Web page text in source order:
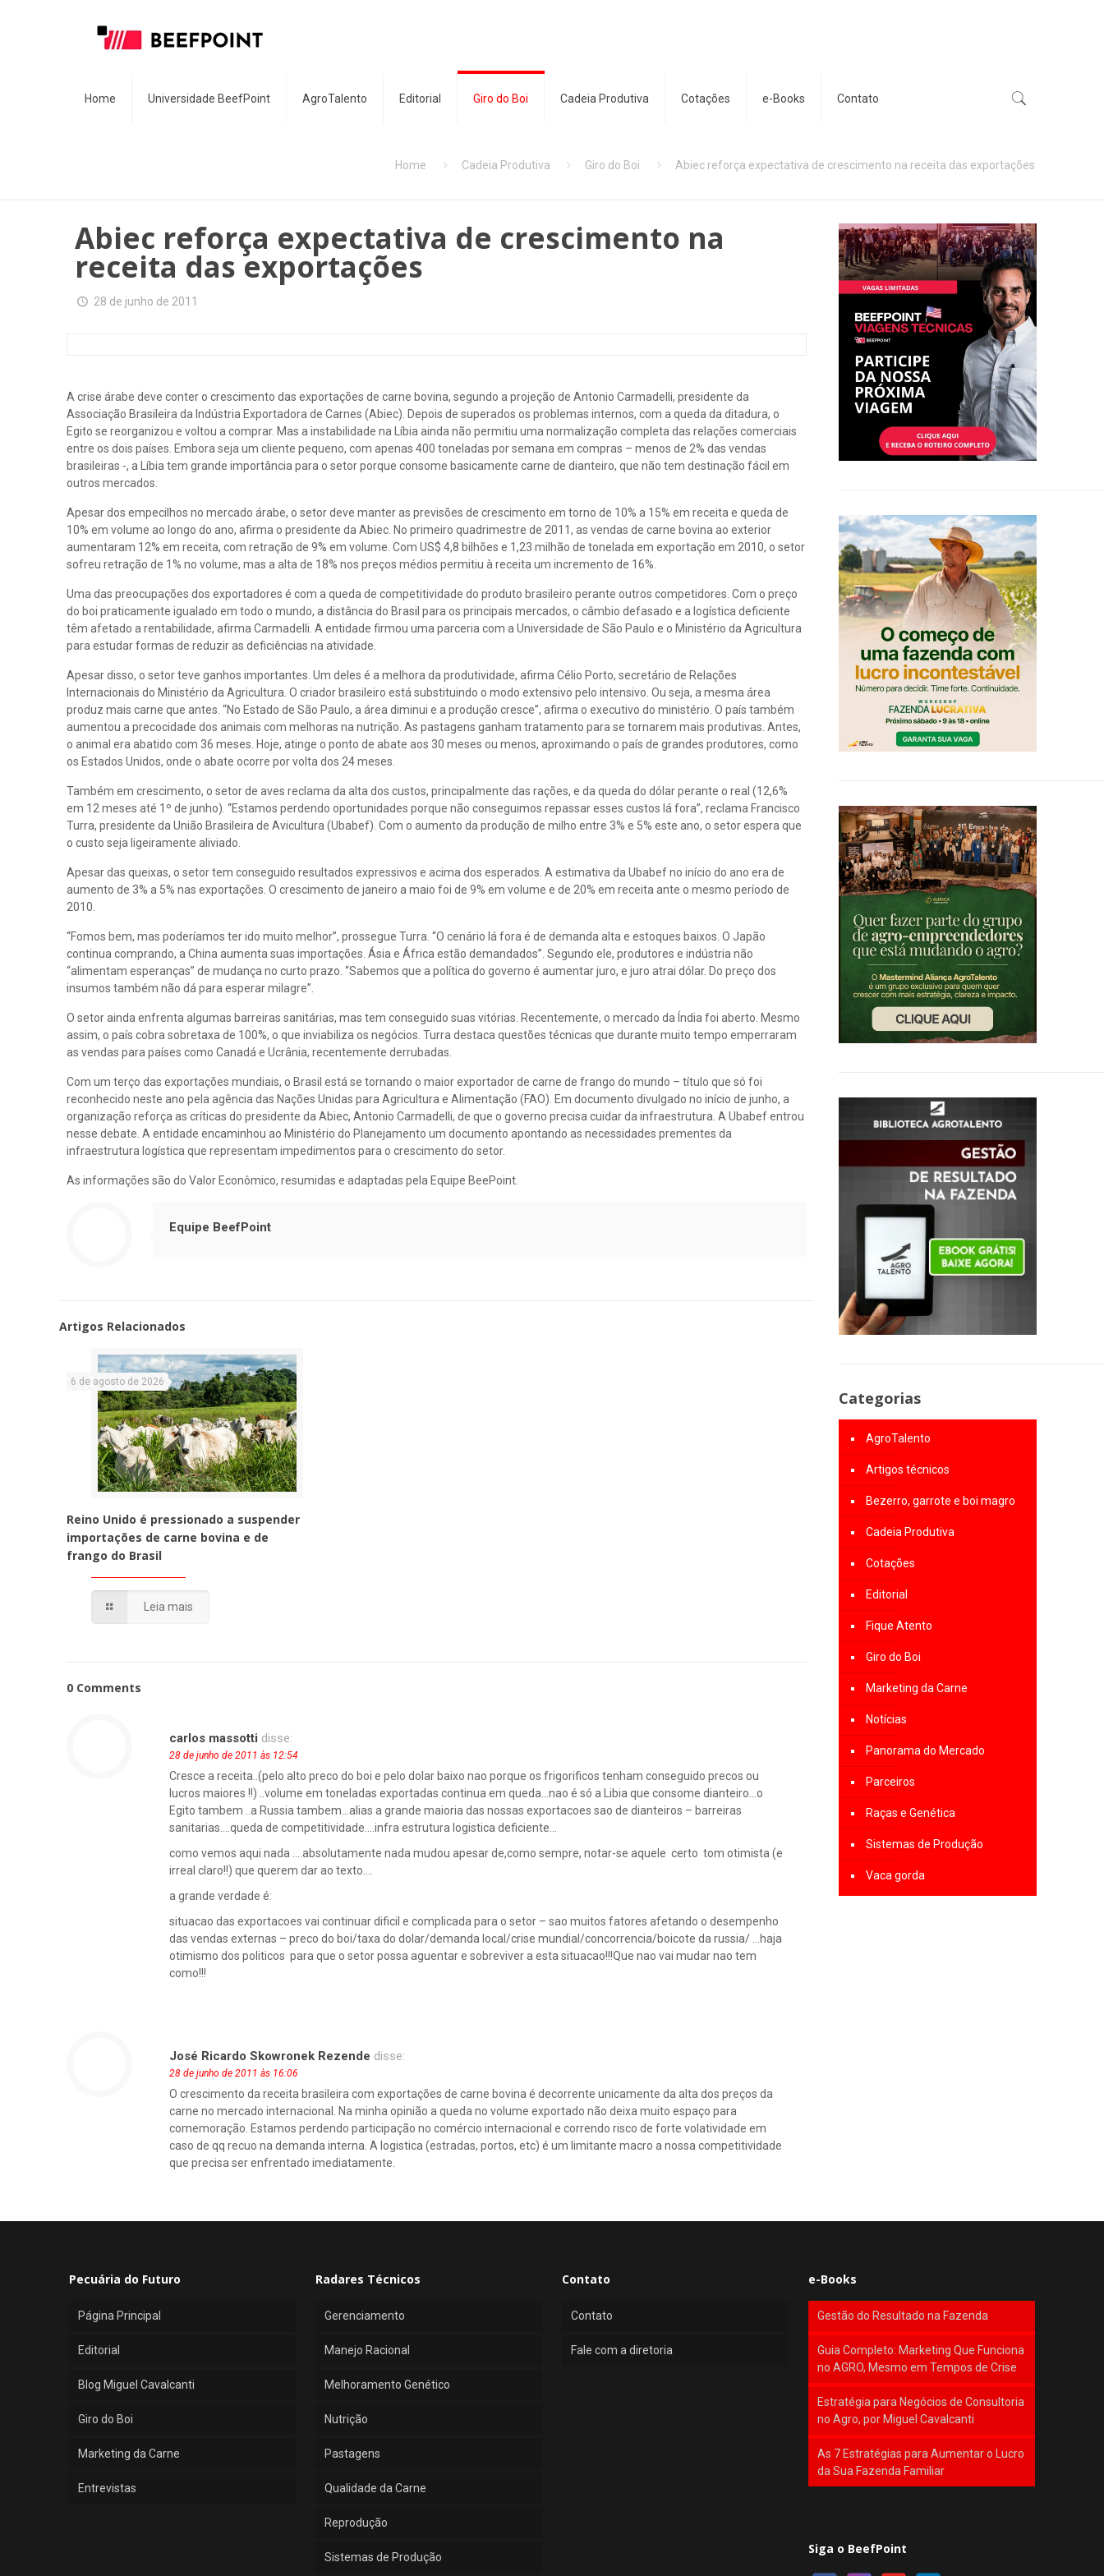
Home Universidade BeefPoint AgroTalento Editorial Giro do Boi Cadeia Produtiva Cotações e-Books Contato
Home Cadeia Produtiva Giro do Boi Abiec reforça expectativa de crescimento na receita das exportações
Abiec reforça expectativa de crescimento na
receita das exportações
28 de junho de 2011
A crise árabe deve conter o crescimento das exportações de carne bovina, segundo a projeção de Antonio Carmadelli, presidente da
Associação Brasileira da Indústria Exportadora de Carnes (Abiec). Depois de superados os problemas internos, com a queda da ditadura, o
Egito se reorganizou e voltou a comprar. Mas a instabilidade na Líbia ainda não permitiu uma normalização completa das relações comerciais
entre os dois países. Embora seja um cliente pequeno, com apenas 400 toneladas por semana em compras – menos de 2% das vendas
brasileiras -, a Líbia tem grande importância para o setor porque consome basicamente carne de dianteiro, que não tem destinação fácil em
outros mercados.
Apesar dos empecilhos no mercado árabe, o setor deve manter as previsões de crescimento em torno de 10% a 15% em receita e queda de
10% em volume ao longo do ano, afirma o presidente da Abiec. No primeiro quadrimestre de 2011, as vendas de carne bovina ao exterior
aumentaram 12% em receita, com retração de 9% em volume. Com US$ 4,8 bilhões e 1,23 milhão de tonelada em exportação em 2010, o setor
sofreu retração de 1% no volume, mas a alta de 18% nos preços médios permitiu à receita um incremento de 16%.
Uma das preocupações dos exportadores é com a queda de competitividade do produto brasileiro perante outros competidores. Com o preço
do boi praticamente igualado em todo o mundo, a distância do Brasil para os principais mercados, o câmbio defasado e a logística deficiente
têm afetado a rentabilidade, afirma Carmadelli. A entidade firmou uma parceria com a Universidade de São Paulo e o Ministério da Agricultura
para estudar formas de reduzir as deficiências na atividade.
Apesar disso, o setor teve ganhos importantes. Um deles é a melhora da produtividade, afirma Célio Porto, secretário de Relações
Internacionais do Ministério da Agricultura. O criador brasileiro está substituindo o modo extensivo pelo intensivo. Ou seja, a mesma área
produz mais carne que antes. “No Estado de São Paulo, a área diminui e a produção cresce”, afirma o executivo do ministério. O país também
aumentou a precocidade dos animais com melhoras na nutrição. As pastagens ganham tratamento para se tornarem mais produtivas. Antes,
o animal era abatido com 36 meses. Hoje, atinge o ponto de abate aos 30 meses ou menos, aproximando o país de grandes produtores, como
os Estados Unidos, onde o abate ocorre por volta dos 24 meses.
Também em crescimento, o setor de aves reclama da alta dos custos, principalmente das rações, e da queda do dólar perante o real (12,6%
em 12 meses até 1º de junho). “Estamos perdendo oportunidades porque não conseguimos repassar esses custos lá fora”, reclama Francisco
Turra, presidente da União Brasileira de Avicultura (Ubabef). Com o aumento da produção de milho entre 3% e 5% este ano, o setor espera que
o custo seja ligeiramente aliviado.
Apesar das queixas, o setor tem conseguido resultados expressivos e acima dos esperados. A estimativa da Ubabef no início do ano era de
aumento de 3% a 5% nas exportações. O crescimento de janeiro a maio foi de 9% em volume e de 20% em receita ante o mesmo período de
2010.
“Fomos bem, mas poderíamos ter ido muito melhor”, prossegue Turra. “O cenário lá fora é de demanda alta e estoques baixos. O Japão
continua comprando, a China aumenta suas importações. Ásia e África estão demandados”. Segundo ele, produtores e indústria não
“alimentam esperanças” de mudança no curto prazo. “Sabemos que a política do governo é aumentar juro, e juro atrai dólar. Do preço dos
insumos também não dá para esperar milagre”.
O setor ainda enfrenta algumas barreiras sanitárias, mas tem conseguido suas vitórias. Recentemente, o mercado da Índia foi aberto. Mesmo
assim, o país cobra sobretaxa de 100%, o que inviabiliza os negócios. Turra destaca questões técnicas que durante muito tempo emperraram
as vendas para países como Canadá e Ucrânia, recentemente derrubadas.
Com um terço das exportações mundiais, o Brasil está se tornando o maior exportador de carne de frango do mundo – título que só foi
reconhecido neste ano pela agência das Nações Unidas para Agricultura e Alimentação (FAO). Em documento divulgado no início de junho, a
organização reforça as críticas do presidente da Abiec, Antonio Carmadelli, de que o governo precisa cuidar da infraestrutura. A Ubabef entrou
nesse debate. A entidade encaminhou ao Ministério do Planejamento um documento apontando as necessidades prementes da
infraestrutura logística que representam impedimentos para o crescimento do setor.
As informações são do Valor Econômico, resumidas e adaptadas pela Equipe BeePoint.
Equipe BeefPoint
Artigos Relacionados
6 de agosto de 2026
Reino Unido é pressionado a suspender
importações de carne bovina e de
frango do Brasil
Leia mais
0 Comments
carlos massotti disse:
28 de junho de 2011 às 12:54
Cresce a receita..(pelo alto preco do boi e pelo dolar baixo nao porque os frigorificos tenham conseguido precos ou
lucros maiores !!) ..volume em toneladas exportadas continua em queda…nao é só a Libia que consome dianteiro…o
Egito tambem ..a Russia tambem…alias a grande maioria das nossas exportacoes sao de dianteiros – barreiras
sanitarias….queda de competitividade….infra estrutura logistica deficiente…
como vemos aqui nada ….absolutamente nada mudou apesar de,como sempre, notar-se aquele certo tom otimista (e
irreal claro!!) que querem dar ao texto….
a grande verdade é:
situacao das exportacoes vai continuar dificil e complicada para o setor – sao muitos fatores afetando o desempenho
das vendas externas – preco do boi/taxa do dolar/demanda local/crise mundial/concorrencia/boicote da russia/ …haja
otimismo dos politicos para que o setor possa aguentar e sobreviver a esta situacao!!!Que nao vai mudar nao tem
como!!!
José Ricardo Skowronek Rezende disse:
28 de junho de 2011 às 16:06
O crescimento da receita brasileira com exportações de carne bovina é decorrente unicamente da alta dos preços da
carne no mercado internacional. Na minha opinião a queda no volume exportado não deixa muito espaço para
comemoração. Estamos perdendo participação no comércio internacional e correndo risco de forte volatividade em
caso de qq recuo na demanda interna. A logistica (estradas, portos, etc) é um limitante macro a nossa competitividade
que precisa ser enfrentado imediatamente.
Categorias
AgroTalento
Artigos técnicos
Bezerro, garrote e boi magro
Cadeia Produtiva
Cotações
Editorial
Fique Atento
Giro do Boi
Marketing da Carne
Notícias
Panorama do Mercado
Parceiros
Raças e Genética
Sistemas de Produção
Vaca gorda
Pecuária do Futuro
Página Principal
Editorial
Blog Miguel Cavalcanti
Giro do Boi
Marketing da Carne
Entrevistas
Radares Técnicos
Gerenciamento
Manejo Racional
Melhoramento Genético
Nutrição
Pastagens
Qualidade da Carne
Reprodução
Sistemas de Produção
Contato
Contato
Fale com a diretoria
e-Books
Gestão do Resultado na Fazenda
Guia Completo: Marketing Que Funciona
no AGRO, Mesmo em Tempos de Crise
Estratégia para Negócios de Consultoria
no Agro, por Miguel Cavalcanti
As 7 Estratégias para Aumentar o Lucro
da Sua Fazenda Familiar
Siga o BeefPoint